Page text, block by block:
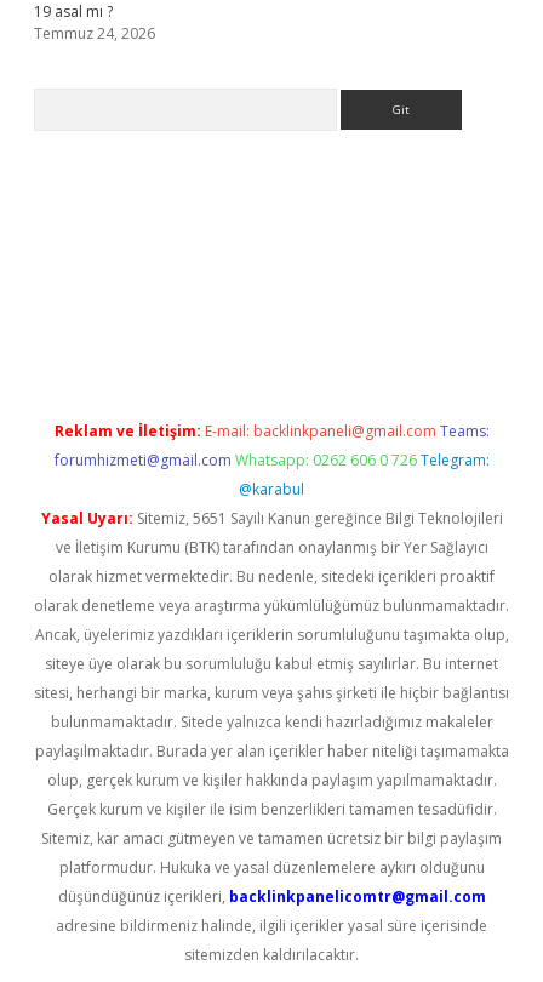
19 asal mı ?
Temmuz 24, 2026
Reklam ve İletişim: E-mail: backlinkpaneli@gmail.com Teams:
forumhizmeti@gmail.com Whatsapp: 0262 606 0 726 Telegram:
@karabul
Yasal Uyarı: Sitemiz, 5651 Sayılı Kanun gereğince Bilgi Teknolojileri
ve İletişim Kurumu (BTK) tarafından onaylanmış bir Yer Sağlayıcı
olarak hizmet vermektedir. Bu nedenle, sitedeki içerikleri proaktif
olarak denetleme veya araştırma yükümlülüğümüz bulunmamaktadır.
Ancak, üyelerimiz yazdıkları içeriklerin sorumluluğunu taşımakta olup,
siteye üye olarak bu sorumluluğu kabul etmiş sayılırlar. Bu internet
sitesi, herhangi bir marka, kurum veya şahıs şirketi ile hiçbir bağlantısı
bulunmamaktadır. Sitede yalnızca kendi hazırladığımız makaleler
paylaşılmaktadır. Burada yer alan içerikler haber niteliği taşımamakta
olup, gerçek kurum ve kişiler hakkında paylaşım yapılmamaktadır.
Gerçek kurum ve kişiler ile isim benzerlikleri tamamen tesadüfidir.
Sitemiz, kar amacı gütmeyen ve tamamen ücretsiz bir bilgi paylaşım
platformudur. Hukuka ve yasal düzenlemelere aykırı olduğunu
düşündüğünüz içerikleri, backlinkpanelicomtr@gmail.com
adresine bildirmeniz halinde, ilgili içerikler yasal süre içerisinde
sitemizden kaldırılacaktır.